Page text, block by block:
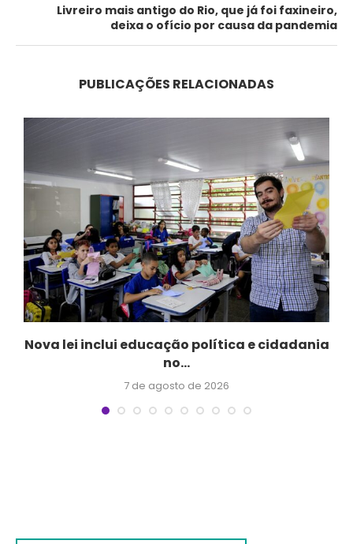
Livreiro mais antigo do Rio, que já foi faxineiro,
deixa o ofício por causa da pandemia
PUBLICAÇÕES RELACIONADAS
Nova lei inclui educação política e cidadania
no...
7 de agosto de 2026